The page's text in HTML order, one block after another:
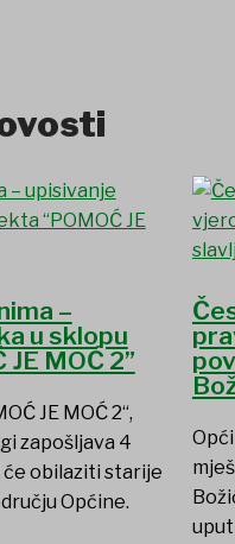
–
u sklopu
MOĆ 2”
JE MOĆ 2“,
zapošljava 4
obilaziti starije
Općine.